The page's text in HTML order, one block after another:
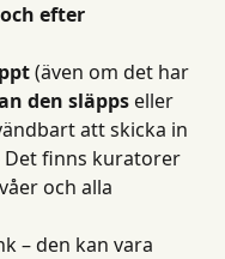
efter
(även om det har
den släpps eller
att skicka in
Det finns kuratorer
och alla
– den kan vara